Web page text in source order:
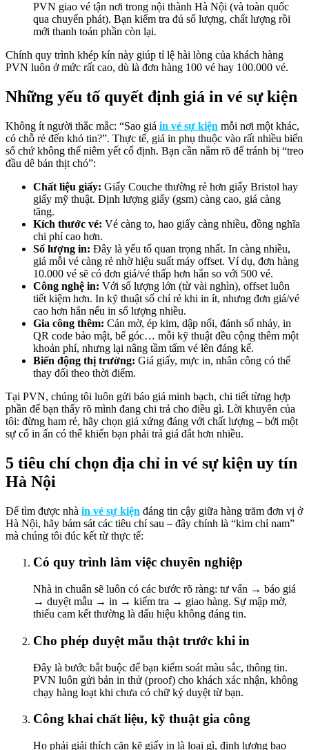
PVN giao vé tận nơi trong nội thành Hà Nội (và toàn quốc
qua chuyển phát). Bạn kiểm tra đủ số lượng, chất lượng rồi
mới thanh toán phần còn lại.
Chính quy trình khép kín này giúp tỉ lệ hài lòng của khách hàng
PVN luôn ở mức rất cao, dù là đơn hàng 100 vé hay 100.000 vé.
Những yếu tố quyết định giá in vé sự kiện
Không ít người thắc mắc: “Sao giá in vé sự kiện mỗi nơi một khác,
có chỗ rẻ đến khó tin?”. Thực tế, giá in phụ thuộc vào rất nhiều biến
số chứ không thể niêm yết cố định. Bạn cần nắm rõ để tránh bị “treo
đầu dê bán thịt chó”:
Chất liệu giấy: Giấy Couche thường rẻ hơn giấy Bristol hay
giấy mỹ thuật. Định lượng giấy (gsm) càng cao, giá càng
tăng.
Kích thước vé: Vé càng to, hao giấy càng nhiều, đồng nghĩa
chi phí cao hơn.
Số lượng in: Đây là yếu tố quan trọng nhất. In càng nhiều,
giá mỗi vé càng rẻ nhờ hiệu suất máy offset. Ví dụ, đơn hàng
10.000 vé sẽ có đơn giá/vé thấp hơn hẳn so với 500 vé.
Công nghệ in: Với số lượng lớn (từ vài nghìn), offset luôn
tiết kiệm hơn. In kỹ thuật số chỉ rẻ khi in ít, nhưng đơn giá/vé
cao hơn hẳn nếu in số lượng nhiều.
Gia công thêm: Cán mờ, ép kim, dập nổi, đánh số nhảy, in
QR code bảo mật, bế góc… mỗi kỹ thuật đều cộng thêm một
khoản phí, nhưng lại nâng tầm tấm vé lên đáng kể.
Biến động thị trường: Giá giấy, mực in, nhân công có thể
thay đổi theo thời điểm.
Tại PVN, chúng tôi luôn gửi báo giá minh bạch, chi tiết từng hợp
phần để bạn thấy rõ mình đang chi trả cho điều gì. Lời khuyên của
tôi: đừng ham rẻ, hãy chọn giá xứng đáng với chất lượng – bởi một
sự cố in ấn có thể khiến bạn phải trả giá đắt hơn nhiều.
5 tiêu chí chọn địa chỉ in vé sự kiện uy tín
Hà Nội
Để tìm được nhà in vé sự kiện đáng tin cậy giữa hàng trăm đơn vị ở
Hà Nội, hãy bám sát các tiêu chí sau – đây chính là “kim chỉ nam”
mà chúng tôi đúc kết từ thực tế:
Có quy trình làm việc chuyên nghiệp
Nhà in chuẩn sẽ luôn có các bước rõ ràng: tư vấn → báo giá
→ duyệt mẫu → in → kiểm tra → giao hàng. Sự mập mờ,
thiếu cam kết thường là dấu hiệu không đáng tin.
Cho phép duyệt mẫu thật trước khi in
Đây là bước bắt buộc để bạn kiểm soát màu sắc, thông tin.
PVN luôn gửi bản in thử (proof) cho khách xác nhận, không
chạy hàng loạt khi chưa có chữ ký duyệt từ bạn.
Công khai chất liệu, kỹ thuật gia công
Họ phải giải thích cặn kẽ giấy in là loại gì, định lượng bao